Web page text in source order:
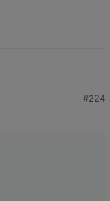
#224